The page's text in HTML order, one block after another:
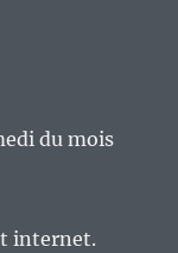
du mois
internet.